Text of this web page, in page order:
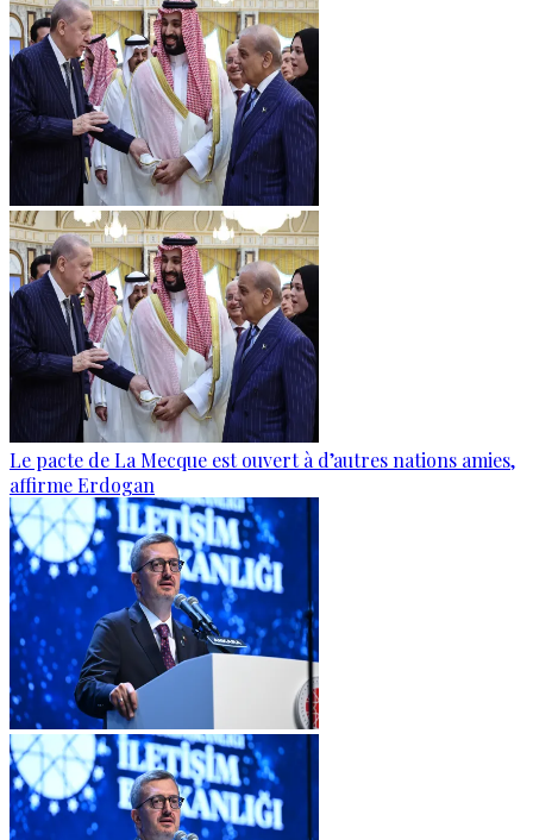
Le pacte de La Mecque est ouvert à d’autres nations amies,
affirme Erdogan